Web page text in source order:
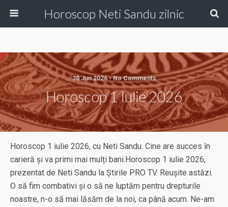
Horoscop Neti Sandu zilnic
30 Jun 2026 • No Comments
Horoscop 1 Iulie 2026
Horoscop 1 iulie 2026, cu Neti Sandu. Cine are succes în
carieră și va primi mai mulți bani.Horoscop 1 iulie 2026,
prezentat de Neti Sandu la Știrile PRO TV. Reușite astăzi.
O să fim combativi și o să ne luptăm pentru drepturile
noastre, n-o să mai lăsăm de la noi, ca până acum. Ne-am